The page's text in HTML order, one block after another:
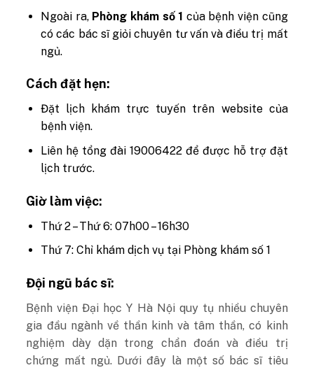
Ngoài ra, Phòng khám số 1 của bệnh viện cũng
có các bác sĩ giỏi chuyên tư vấn và điều trị mất
ngủ.
Cách đặt hẹn:
Đặt lịch khám trực tuyến trên website của
bệnh viện.
Liên hệ tổng đài 19006422 để được hỗ trợ đặt
lịch trước.
Giờ làm việc:
Thứ 2 – Thứ 6: 07h00 – 16h30
Thứ 7: Chỉ khám dịch vụ tại Phòng khám số 1
Đội ngũ bác sĩ:
Bệnh viện Đại học Y Hà Nội quy tụ nhiều chuyên
gia đầu ngành về thần kinh và tâm thần, có kinh
nghiệm dày dặn trong chẩn đoán và điều trị
chứng mất ngủ. Dưới đây là một số bác sĩ tiêu